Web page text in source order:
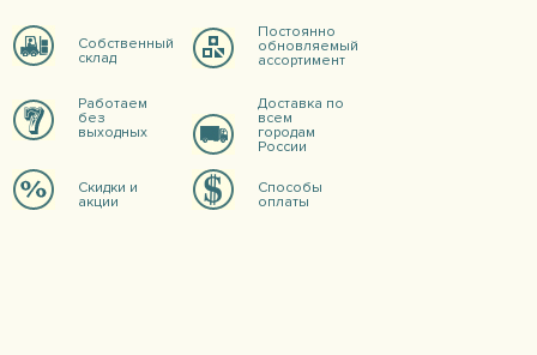
Собственный
склад
Постоянно
обновляемый
ассортимент
Работаем
без
выходных
Доставка по
всем
городам
России
Скидки и
акции
Способы
оплаты